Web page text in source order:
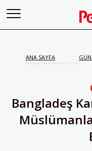
ANA SAYFA
Bangladeş Kamplarındaki
Arakanlı Müslümanlar
Bangladeş